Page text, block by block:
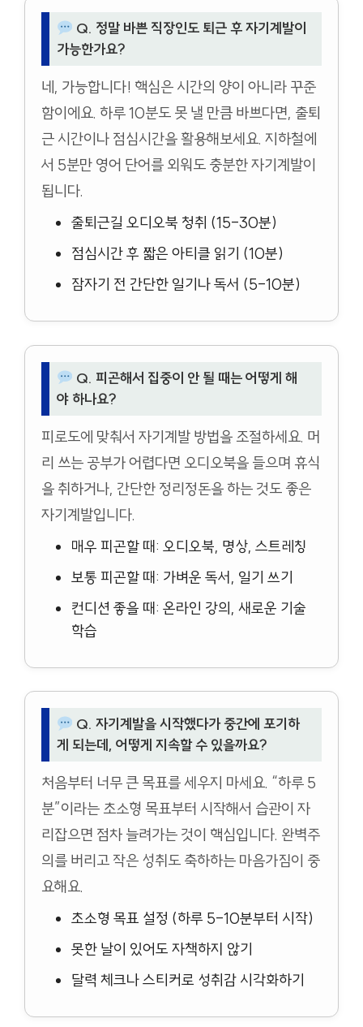
Q. 정말 바쁜 직장인도 퇴근 후 자기계발이
가능한가요?
네, 가능합니다! 핵심은 시간의 양이 아니라 꾸준
함이에요. 하루 10분도 못 낼 만큼 바쁘다면, 출퇴
근 시간이나 점심시간을 활용해보세요. 지하철에
서 5분만 영어 단어를 외워도 충분한 자기계발이
됩니다.
출퇴근길 오디오북 청취 (15-30분)
점심시간 후 짧은 아티클 읽기 (10분)
잠자기 전 간단한 일기나 독서 (5-10분)
Q. 피곤해서 집중이 안 될 때는 어떻게 해
야 하나요?
피로도에 맞춰서 자기계발 방법을 조절하세요. 머
리 쓰는 공부가 어렵다면 오디오북을 들으며 휴식
을 취하거나, 간단한 정리정돈을 하는 것도 좋은
자기계발입니다.
매우 피곤할 때: 오디오북, 명상, 스트레칭
보통 피곤할 때: 가벼운 독서, 일기 쓰기
컨디션 좋을 때: 온라인 강의, 새로운 기술
학습
Q. 자기계발을 시작했다가 중간에 포기하
게 되는데, 어떻게 지속할 수 있을까요?
처음부터 너무 큰 목표를 세우지 마세요. “하루 5
분”이라는 초소형 목표부터 시작해서 습관이 자
리잡으면 점차 늘려가는 것이 핵심입니다. 완벽주
의를 버리고 작은 성취도 축하하는 마음가짐이 중
요해요.
초소형 목표 설정 (하루 5-10분부터 시작)
못한 날이 있어도 자책하지 않기
달력 체크나 스티커로 성취감 시각화하기